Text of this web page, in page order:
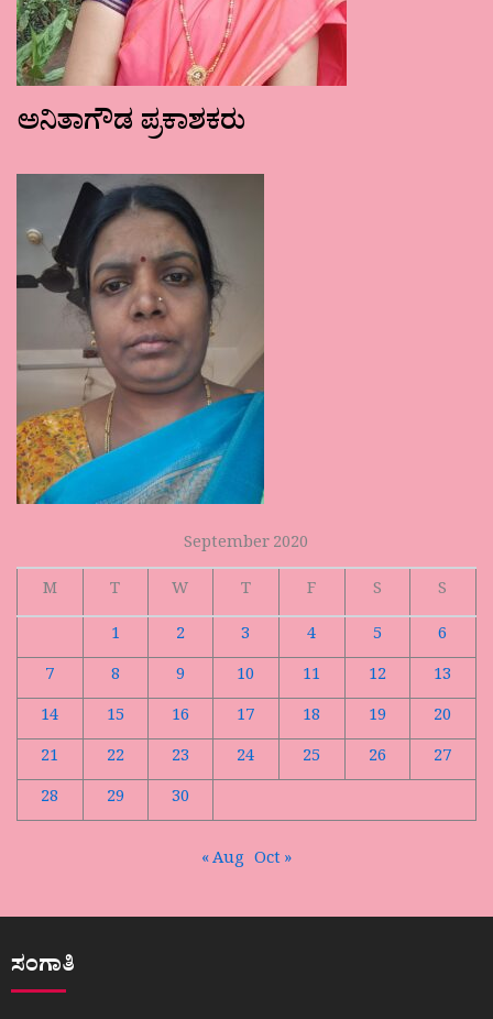
ಅನಿತಾಗೌಡ ಪ್ರಕಾಶಕರು
September 2020
M
T W T F S
S
1
2 3 4 5
6
7
8 9 10 11 12
13
14
15 16 17 18 19
20
21
22 23 24 25 26
27
28
29 30
« Aug Oct »
ಸಂಗಾತಿ